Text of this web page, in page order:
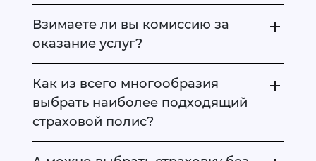
Взимаете ли вы комиссию за
оказание услуг?
Как из всего многообразия
выбрать наиболее подходящий
страховой полис?